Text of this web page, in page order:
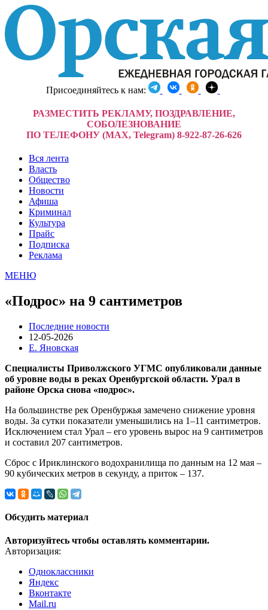
Присоединяйтесь к нам:
РАЗМЕСТИТЬ РЕКЛАМУ, ПОЗДРАВЛЕНИЕ,
СОБОЛЕЗНОВАНИЕ
ПО ТЕЛЕФОНУ (MAX, Telegram) 8-922-87-26-626
Вся лента
Власть
Общество
Новости
Афиша
Криминал
Культура
Прайс
Подписка
Реклама
МЕНЮ
«Подрос» на 9 сантиметров
Последние новости
12-05-2026
Е. Яновская
Специалисты Приволжского УГМС опубликовали данные
об уровне воды в реках Оренбургской области. Урал в
районе Орска снова «подрос».
На большинстве рек Оренбуржья замечено снижение уровня
воды. За сутки показатели уменьшились на 1–11 сантиметров.
Исключением стал Урал – его уровень вырос на 9 сантиметров
и составил 207 сантиметров.
Сброс с Ириклинского водохранилища по данным на 12 мая –
90 кубических метров в секунду, а приток – 137.
Обсудить материал
Авторизуйтесь чтобы оставлять комментарии.
Авторизация:
Одноклассники
Яндекс
Вконтакте
Mail.ru